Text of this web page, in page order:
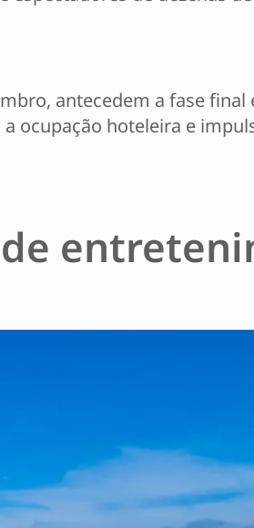
antecedem a fase
ocupação hoteleira e